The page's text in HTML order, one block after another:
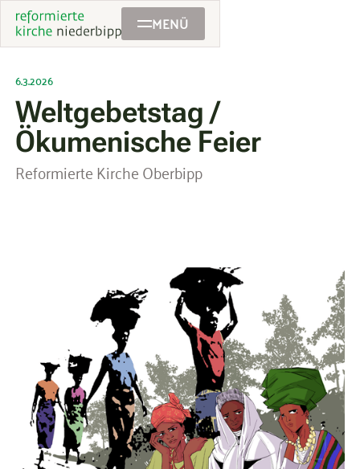
MENÜ
6.3.2026
Weltgebetstag /
Ökumenische Feier
Reformierte Kirche Oberbipp